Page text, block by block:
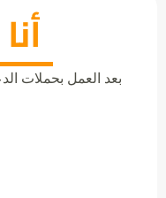
أنا
بعد العمل بحملات